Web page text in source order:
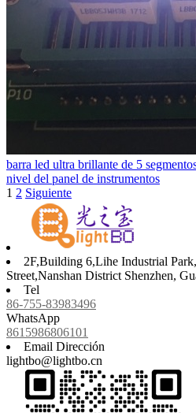
barra led ultra brillante de 5
nivel del panel de instrumentos
1 2 Siguiente
2F,Building 6,Lihe Industrial
Street,Nanshan District Shenzhen,
Tel
86-755-83983496
WhatsApp
8615986806101
Email Dirección
lightbo@lightbo.cn